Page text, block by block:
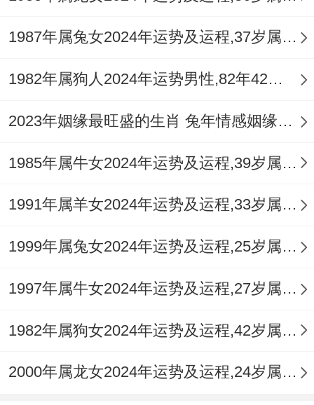
但须分寸得当，防绯闻缠身。
3.适合创业或跳槽吗？
跳槽宜在农历七月后。彼时「驿马」星动，
合快节奏行业，如电商或咨询，但初始投入
上升曲线，耐心积累「食神」之力，年末必
有突破。
4.怎样提升事业运势？
【祥安阁登榜扬名 】，助学业考运及职业晋
升，日常佩戴黑曜石材质的【祥安阁阳火得
1987年属兔女2024年运势及运程,37岁属兔人2024全年每月运势女性如何
1982年属狗人2024年运势男性,82年42岁属狗男2024年每月运程怎么样
2023年姻缘最旺盛的生肖 兔年情感姻缘运比较旺的属相
1985年属牛女2024年运势及运程,39岁属牛人2024全年每月运势女性如何
1991年属羊女2024年运势及运程,33岁属羊人2024全年每月运势女性如何
1999年属兔女2024年运势及运程,25岁属兔人2024全年每月运势女性如何
1997年属牛女2024年运势及运程,27岁属牛人2024全年每月运势女性如何
1982年属狗女2024年运势及运程,42岁属狗人2024全年每月运势女性如何
2000年属龙女2024年运势及运程,24岁属龙人2024全年每月运势女性如何